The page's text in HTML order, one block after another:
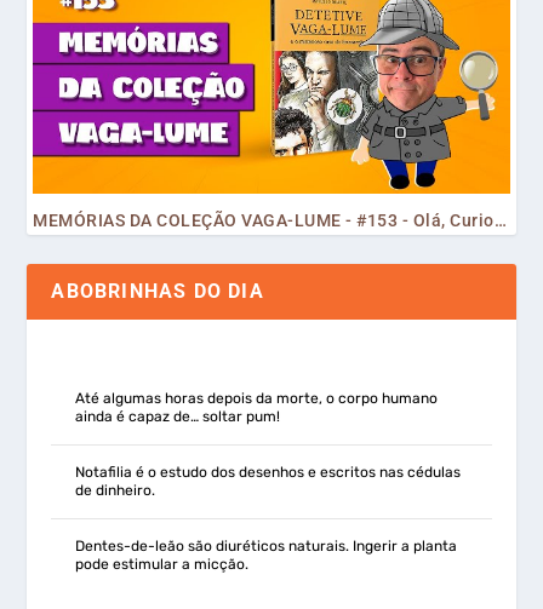
MEMÓRIAS DA COLEÇÃO VAGA-LUME - #153 - Olá, Curiosos! 2023
ABOBRINHAS DO DIA
Até algumas horas depois da morte, o corpo humano
ainda é capaz de… soltar pum!
Notafilia é o estudo dos desenhos e escritos nas cédulas
de dinheiro.
Dentes-de-leão são diuréticos naturais. Ingerir a planta
pode estimular a micção.